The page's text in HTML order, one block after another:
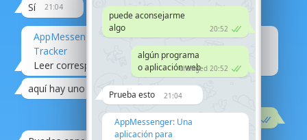
21:04
Sí
20:07
AppMessenger: La aplicación Telegram
Tracker
Leer correspondencia
21:08
aquí hay uno bueno
21:12
Vaya, eso es genial.
20:52
puede aconsejarme
algo
changed 20:52
algún programa
o aplicación web
21:04
Prueba esto
AppMessenger: Una
aplicación para